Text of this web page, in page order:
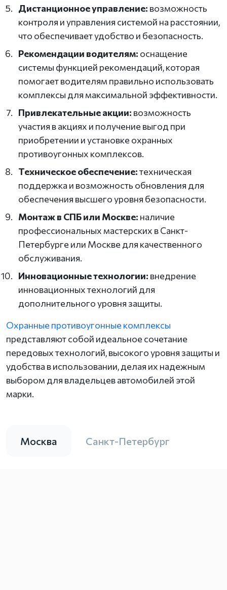
Дистанционное управление: возможность
контроля и управления системой на расстоянии,
что обеспечивает удобство и безопасность.
Рекомендации водителям: оснащение
системы функцией рекомендаций, которая
помогает водителям правильно использовать
комплексы для максимальной эффективности.
Привлекательные акции: возможность
участия в акциях и получение выгод при
приобретении и установке охранных
противоугонных комплексов.
Техническое обеспечение:техническая
поддержка и возможность обновления для
обеспечения высшего уровня безопасности.
Монтаж в СПБ или Москве: наличие
профессиональных мастерских в Санкт-
Петербурге или Москве для качественного
обслуживания.
Инновационные технологии: внедрение
инновационных технологий для
дополнительного уровня защиты.
Охранные противоугонные комплексы
представляют собой идеальное сочетание
передовых технологий, высокого уровня защиты и
удобства в использовании, делая их надежным
выбором для владельцев автомобилей этой
марки.
Москва Санкт-Петербург